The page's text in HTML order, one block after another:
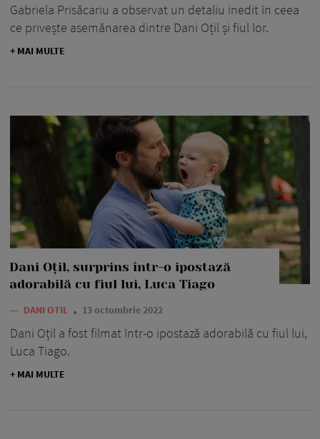
Gabriela Prisăcariu a observat un detaliu inedit în ceea
ce privește asemănarea dintre Dani Oțil și fiul lor.
+ MAI MULTE
Dani Oțil, surprins într-o ipostază
adorabilă cu fiul lui, Luca Tiago
— DANI OTIL 13 octombrie 2022
Dani Oțil a fost filmat într-o ipostază adorabilă cu fiul lui,
Luca Tiago.
+ MAI MULTE